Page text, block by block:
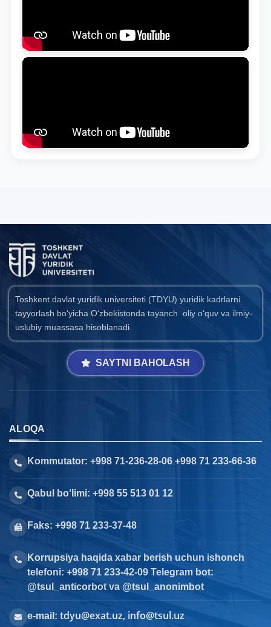
Toshkent davlat yuridik universiteti (TDYU) yuridik kadrlarni
tayyorlash bo‘yicha O‘zbekistonda tayanch oliy o‘quv va ilmiy-
uslubiy muassasa hisoblanadi.
SAYTNI BAHOLASH
ALOQA
Kommutator: +998 71-236-28-06 +998 71 233-66-36
Qabul bo‘limi: +998 55 513 01 12
Faks: +998 71 233-37-48
Korrupsiya haqida xabar berish uchun ishonch
telefoni: +998 71 233-42-09 Telegram bot:
@tsul_anticorbot va @tsul_anonimbot
e-mail: tdyu@exat.uz, info@tsul.uz